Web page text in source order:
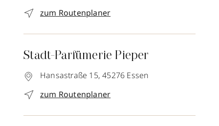
zum Routenplaner
Stadt-Parfümerie Pieper
Hansastraße 15, 45276 Essen
zum Routenplaner